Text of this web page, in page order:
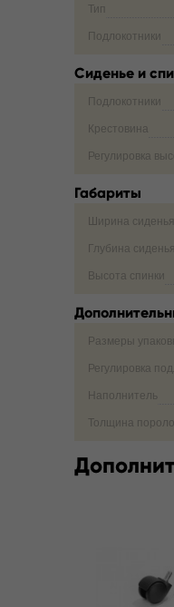
Тип
Подлокотники
Сиденье и
Подлокотники
Крестовина
Регулировка
Габариты
Ширина сиденья
Глубина сиденья
Высота спинки
Размеры
Регулировка
Наполнитель
Толщина